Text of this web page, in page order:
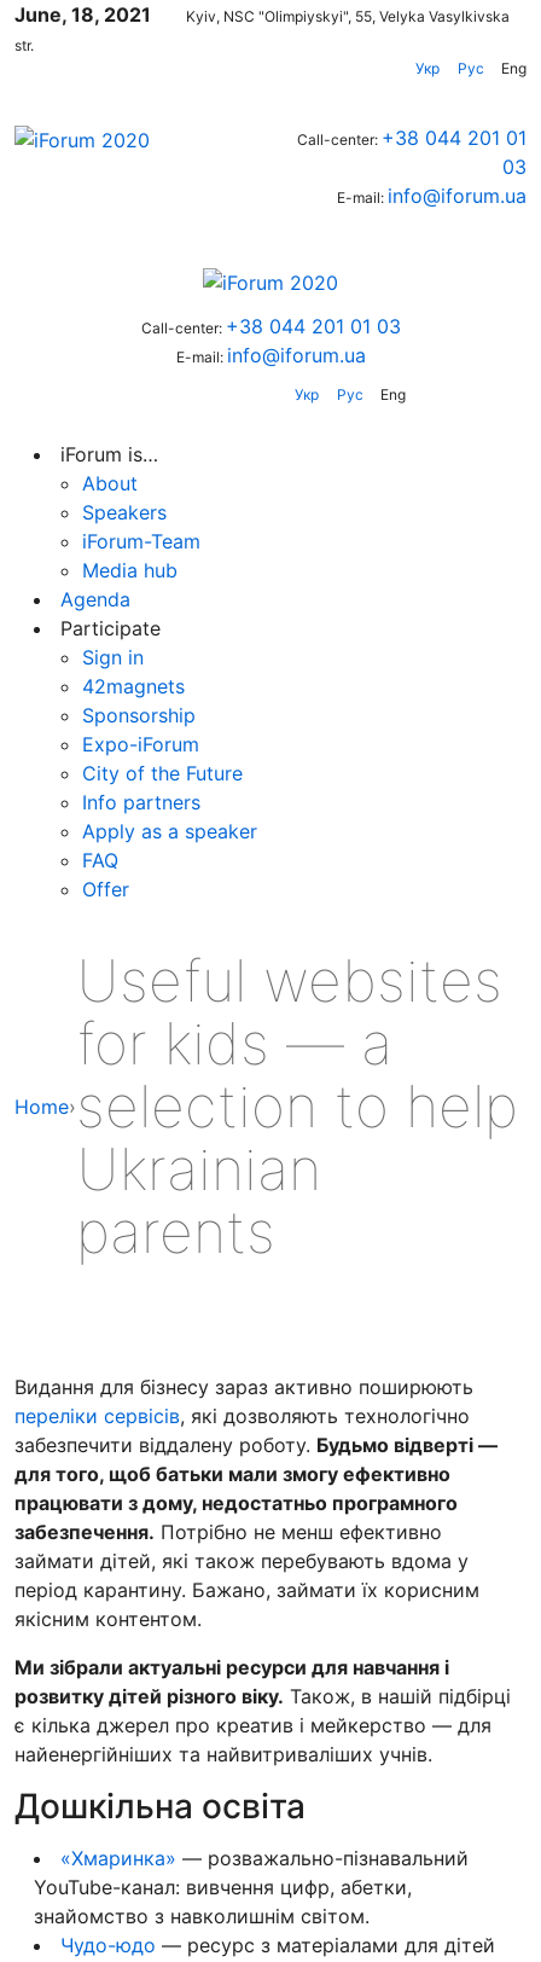
June, 18, 2021
Kyiv, NSC "Olimpiyskyi", 55, Velyka Vasylkivska
str.
Укр
Рус Eng
Call-center: +38 044 201 01
03
E-mail: info@iforum.ua
Call-center: +38 044 201 01 03
E-mail: info@iforum.ua
Укр Рус Eng
iForum is…
About
Speakers
iForum-Team
Media hub
Agenda
Participate
Sign in
42magnets
Sponsorship
Expo-iForum
City of the Future
Info partners
Apply as a speaker
FAQ
Offer
Home›
Useful websites
for kids — a
selection to help
Ukrainian
parents
Видання для бізнесу зараз активно поширюють
переліки сервісів, які дозволяють технологічно
забезпечити віддалену роботу. Будьмо відверті —
для того, щоб батьки мали змогу ефективно
працювати з дому, недостатньо програмного
забезпечення. Потрібно не менш ефективно
займати дітей, які також перебувають вдома у
період карантину. Бажано, займати їх корисним
якісним контентом.
Ми зібрали актуальні ресурси для навчання і
розвитку дітей різного віку. Також, в нашій підбірці
є кілька джерел про креатив і мейкерство — для
найенергійніших та найвитриваліших учнів.
Дошкільна освіта
«Хмаринка» — розважально-пізнавальний
YouTube-канал: вивчення цифр, абетки,
знайомство з навколишнім світом.
Чудо-юдо — ресурс з матеріалами для дітей